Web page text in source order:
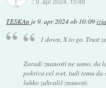
TESKAn je9. apr 2024 ob 10:09
1 down, X to go. Trust
Zaradi znanosti ne samo, da
pokriva cel svet, tudi temu da
lahko zahvališ znanosti.